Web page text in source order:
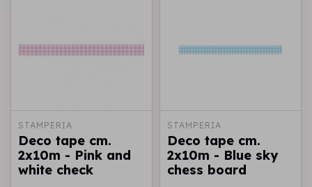
STAMPERIA
Deco tape cm.
2x10m - Pink and
white check
STAMPERIA
Deco tape cm.
2x10m - Blue sky
chess board